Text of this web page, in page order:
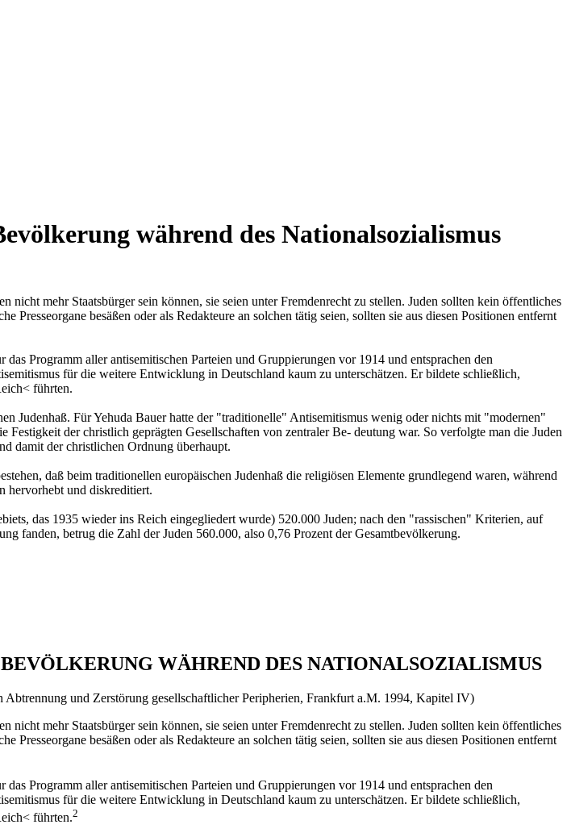
während des Nationalsozialismus
mehr Staatsbürger sein können, sie seien unter Fremdenrecht zu stellen. Juden sollten kein öffentliches
besäßen oder als Redakteure an solchen tätig seien, sollten sie aus diesen Positionen entfernt
Programm aller antisemitischen Parteien und Gruppierungen vor 1914 und entsprachen den
für die weitere Entwicklung in Deutschland kaum zu unterschätzen. Er bildete schließlich,
führten.
Judenhaß. Für Yehuda Bauer hatte der "traditionelle" Antisemitismus wenig oder nichts mit "modernen"
der christlich geprägten Gesellschaften von zentraler Be- deutung war. So verfolgte man die Juden
damit der christlichen Ordnung überhaupt.
daß beim traditionellen europäischen Judenhaß die religiösen Elemente grundlegend waren, während
hervorhebt und diskreditiert.
das 1935 wieder ins Reich eingegliedert wurde) 520.000 Juden; nach den "rassischen" Kriterien, auf
fanden, betrug die Zahl der Juden 560.000, also 0,76 Prozent der Gesamtbevölkerung.
WÄHREND DES NATIONALSOZIALISMUS
und Zerstörung gesellschaftlicher Peripherien, Frankfurt a.M. 1994, Kapitel IV)
mehr Staatsbürger sein können, sie seien unter Fremdenrecht zu stellen. Juden sollten kein öffentliches
besäßen oder als Redakteure an solchen tätig seien, sollten sie aus diesen Positionen entfernt
Programm aller antisemitischen Parteien und Gruppierungen vor 1914 und entsprachen den
für die weitere Entwicklung in Deutschland kaum zu unterschätzen. Er bildete schließlich,
führten.2